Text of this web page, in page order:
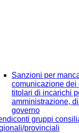
Sanzioni per
comunicazione dei
titolari di incarichi
amministrazione,
governo
gruppi
provinciali